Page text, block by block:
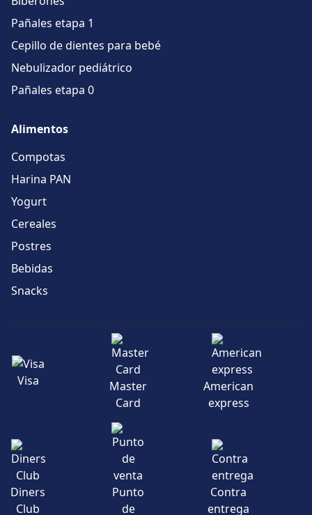
Pañales etapa 1
Cepillo de dientes para bebé
Nebulizador pediátrico
Pañales etapa 0
Alimentos
Compotas
Harina PAN
Yogurt
Cereales
Postres
Bebidas
Snacks
Visa
Master
Card
American
express
Diners
Club
Punto
de
Contra
entrega